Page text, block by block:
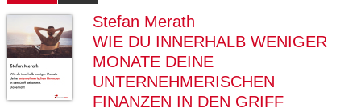
Stefan Merath
WIE DU INNERHALB WENIGER
MONATE DEINE
UNTERNEHMERISCHEN
FINANZEN IN DEN GRIFF
GV_CO
OKIES
gabal-
verlag.
de
Speichert den Zustimmungsstatus des
Domäne.
ge